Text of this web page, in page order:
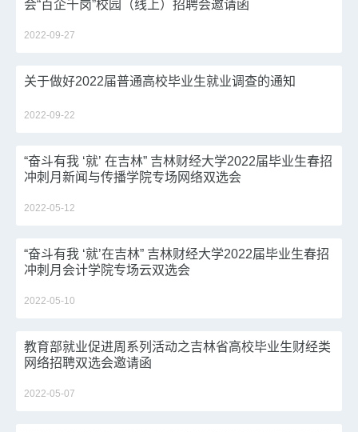
会“百企千岗”校园（线上）招聘会邀请函
2022-09-27
关于做好2022届普通高校毕业生就业调查的通知
2022-09-22
“奋斗有我 ‘就’ 在吉林” 吉林财经大学2022届毕业生春招
冲刺月新闻与传播学院专场网络双选会
2022-05-12
“奋斗有我 ‘就’在吉林” 吉林财经大学2022届毕业生春招
冲刺月会计学院专场云双选会
2022-05-10
教育部就业促进周系列活动之吉林省高校毕业生财经类
网络招聘双选会邀请函
2022-05-07